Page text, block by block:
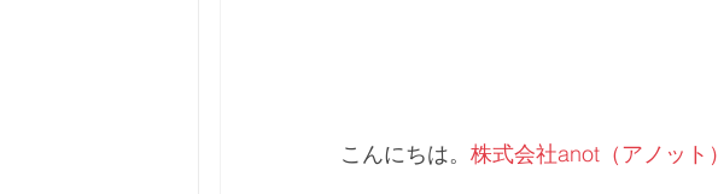
こんにちは。 株式会社anot（アノット）